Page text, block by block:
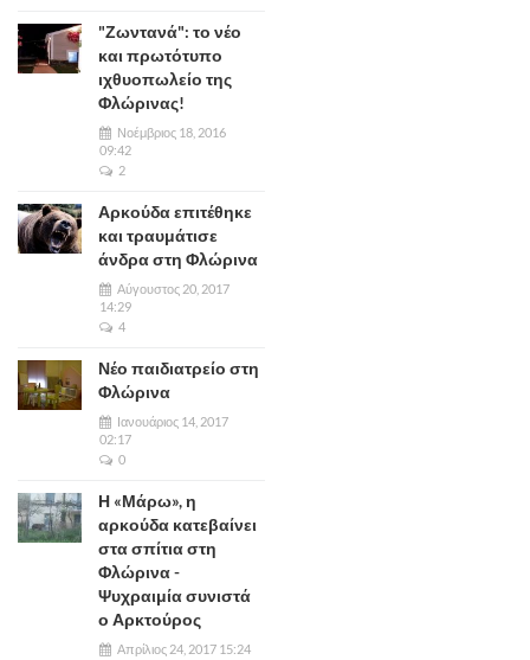
"Ζωντανά": το νέο
και πρωτότυπο
ιχθυοπωλείο της
Φλώρινας!
Νοέμβριος 18, 2016
09:42
2
Αρκούδα επιτέθηκε
και τραυμάτισε
άνδρα στη Φλώρινα
Αύγουστος 20, 2017
14:29
4
Νέο παιδιατρείο στη
Φλώρινα
Ιανουάριος 14, 2017
02:17
0
Η «Μάρω», η
αρκούδα κατεβαίνει
στα σπίτια στη
Φλώρινα -
Ψυχραιμία συνιστά
ο Αρκτούρος
Απρίλιος 24, 2017 15:24